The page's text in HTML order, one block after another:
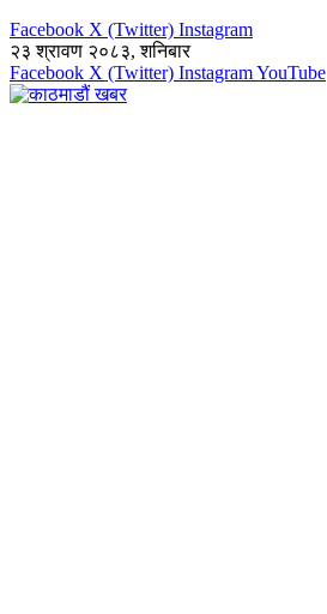
Facebook X (Twitter) Instagram
२३ श्रावण २०८३, शनिबार
Facebook X (Twitter) InstagramYouTube